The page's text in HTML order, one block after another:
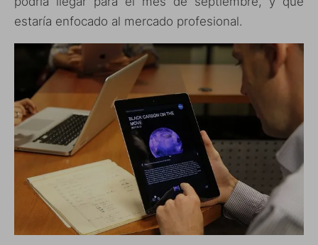
estaría enfocado al mercado profesional.